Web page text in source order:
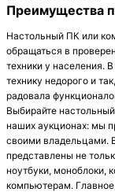
Преимущества
Настольный ПК или
обращаться в
техники у населения.
технику недорого и
радовала
Выбирайте
наших аукционах: мы
своими владельцами.
представлены не
ноутбуки, моноблоки,
компьютерам.